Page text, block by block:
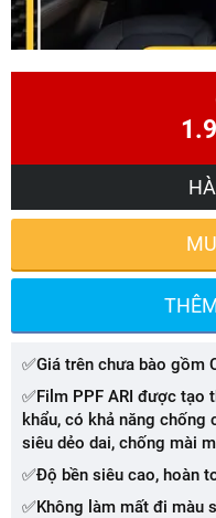
✅Giá trên chưa bào gồm
✅Film PPF ARI được tạo
khẩu, có khả năng
siêu dẻo dai, chống mài
✅Độ bền siêu cao, hoàn
✅Không làm mất đi màu